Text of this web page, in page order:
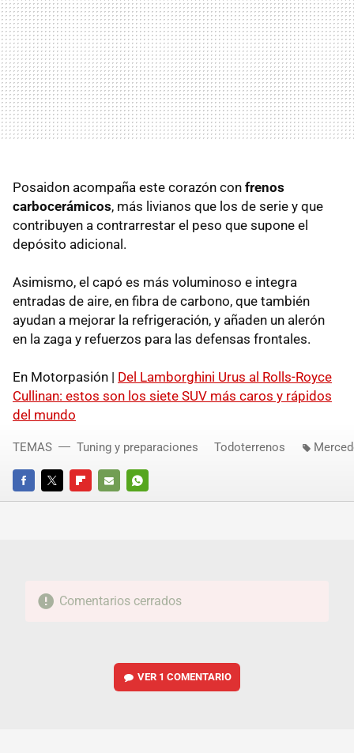
Posaidon acompaña este corazón con frenos
carbocerámicos, más livianos que los de serie y que
contribuyen a contrarrestar el peso que supone el
depósito adicional.
Asimismo, el capó es más voluminoso e integra
entradas de aire, en fibra de carbono, que también
ayudan a mejorar la refrigeración, y añaden un alerón
en la zaga y refuerzos para las defensas frontales.
En Motorpasión | Del Lamborghini Urus al Rolls-Royce
Cullinan: estos son los siete SUV más caros y rápidos
del mundo
FACEBOOKTWITTERFLIPBOARD
E-
WHATSAPP
TEMAS Tuning y preparaciones Todoterrenos
Comentarios cerrados
VER 1 COMENTARIO